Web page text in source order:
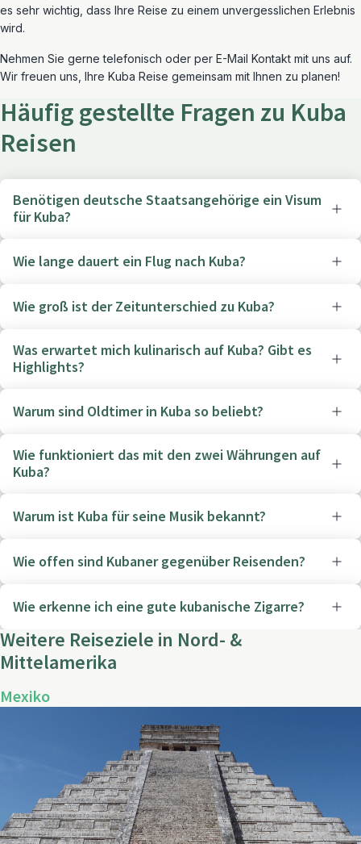
es sehr wichtig, dass Ihre Reise zu einem unvergesslichen Erlebnis
wird.
Nehmen Sie gerne telefonisch oder per E-Mail Kontakt mit uns auf.
Wir freuen uns, Ihre Kuba Reise gemeinsam mit Ihnen zu planen!
Häufig gestellte Fragen zu Kuba
Reisen
Benötigen deutsche Staatsangehörige ein Visum
für Kuba?
Wie lange dauert ein Flug nach Kuba?
Wie groß ist der Zeitunterschied zu Kuba?
Was erwartet mich kulinarisch auf Kuba? Gibt es
Highlights?
Warum sind Oldtimer in Kuba so beliebt?
Wie funktioniert das mit den zwei Währungen auf
Kuba?
Warum ist Kuba für seine Musik bekannt?
Wie offen sind Kubaner gegenüber Reisenden?
Wie erkenne ich eine gute kubanische Zigarre?
Weitere Reiseziele in Nord- &
Mittelamerika
Mexiko